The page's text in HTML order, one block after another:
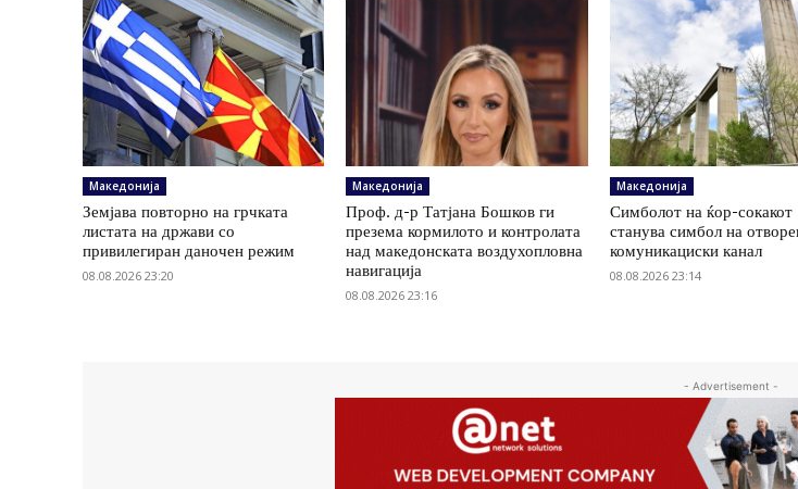
Македонија
Земјава повторно на грчката
листата на држави со
привилегиран даночен режим
08.08.2026 23:20
Македонија
Проф. д-р Татјана Бошков ги
презема кормилото и контролата
над македонската воздухопловна
навигација
08.08.2026 23:16
Македонија
Симболот на ќор-сокакот
станува симбол на
комуникациски канал
08.08.2026 23:14
- Advertisement -